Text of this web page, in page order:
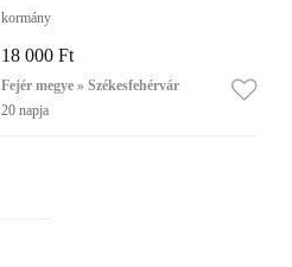
kormány
18 000 Ft
Fejér megye » Székesfehérvár
20 napja